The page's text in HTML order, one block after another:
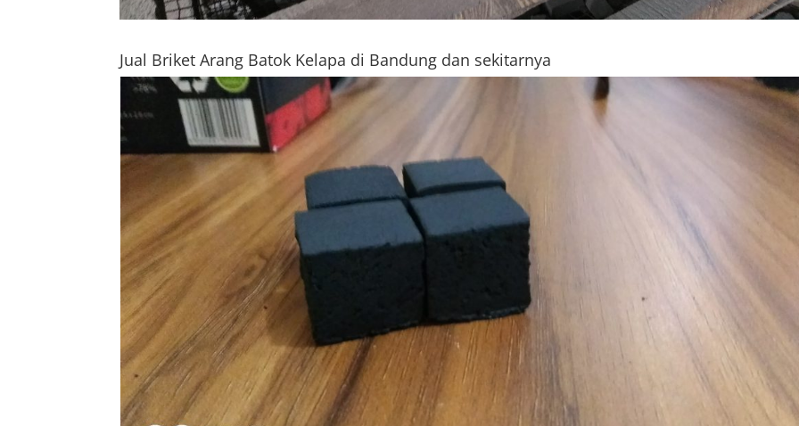
Jual Briket Arang Batok Kelapa di Bandung dan sekitarnya